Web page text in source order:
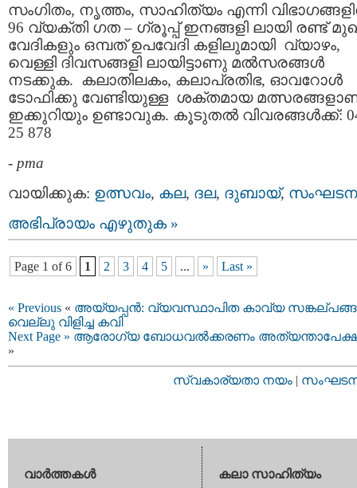
സംഗിതം, നൃത്തം, സാഹിത്യം എന്നി
96 വ്യക്തി ഗത – ഗ്രൂപ്പ് ഇനങ്ങളി ലായി രണ്ട്
വേദികളും ഒമ്പത് ഉപവേദി കളിലുമായി വ്യാഴം,
വെള്ളി ദിവസങ്ങളി ലായിട്ടാണു മല്‍സരങ്ങള്‍
നടക്കുക. കലാതിലകം, കലാപ്രതിഭ, ഓവറോള്‍
ടോഫിക്കു വേണ്ടിയുള്ള ശക്തമായ
ഇക്കുറിയും ഉണ്ടാവുക. കൂടുതല്‍ വിവരങ്ങള്‍ക്ക്:
25 878
- pma
വായിക്കുക: ഉത്സവം, കല, ദല, ദുബായ്‌, സംഘടന
അഭിപ്രായം എഴുതുക »
Page 1 of 6 1 2 3 4 5 ... » Last »
« Previous « അയ്യപ്പന്‍: വ്യവസ്ഥാപിത കാവ്യ
വെല്ലു വിളിച്ച കവി
Next Page » ആരോഗ്യ ബോധവല്‍ക്കരണം
»
സ്വകാര്യതാ നയം |
വാര്‍ത്തകള്‍
കലാ സാഹിത്യം